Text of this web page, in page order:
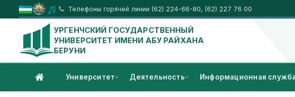
Телефоны горячей линии (62) 224-66-80, (62) 227 76 00
УРГЕНЧСКИЙ ГОСУДАРСТВЕННЫЙ
УНИВЕРСИТЕТ ИМЕНИ АБУ РАЙХАНА
БЕРУНИ
Университет Деятельность Информационная служба